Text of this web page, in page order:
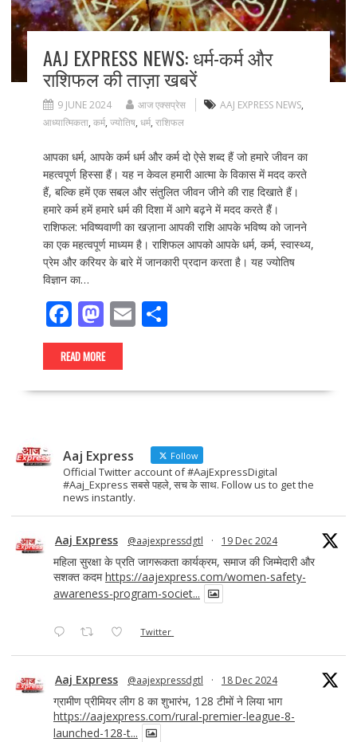
AAJ EXPRESS NEWS: धर्म-कर्म और
राशिफल की ताज़ा खबरें
9 JUNE 2024 आज एक्सप्रेस AAJ EXPRESS NEWS,
आध्यात्मिकता, कर्म, ज्योतिष, धर्म, राशिफल
आपका धर्म, आपके कर्म धर्म और कर्म दो ऐसे शब्द हैं जो हमारे जीवन का
महत्वपूर्ण हिस्सा हैं। यह न केवल हमारी आत्मा के विकास में मदद करते
हैं, बल्कि हमें एक सबल और संतुलित जीवन जीने की राह दिखाते हैं।
हमारे कर्म हमें हमारे धर्म की दिशा में आगे बढ़ने में मदद करते हैं।
राशिफल: भविष्यवाणी का खज़ाना आपकी राशि आपके भविष्य को जानने
का एक महत्वपूर्ण माध्यम है। राशिफल आपको आपके धर्म, कर्म, स्वास्थ्य,
प्रेम और करियर के बारे में जानकारी प्रदान करता है। यह ज्योतिष
विज्ञान का…
F
ac
e
b
k
M
as
to
d
E
l
S
e
READ MORE
Aaj Express Follow
Official Twitter account of #AajExpressDigital
#Aaj_Express सबसे पहले, सच के साथ. Follow us to get the
news instantly.
Aaj Express @aajexpressdgtl · 19 Dec 2024
महिला सुरक्षा के प्रति जागरूकता कार्यक्रम, समाज की जिम्मेदारी और
सशक्त कदमhttps://aajexpress.com/women-safety-
awareness-program-societ...
Twitter
Aaj Express @aajexpressdgtl · 18 Dec 2024
ग्रामीण प्रीमियर लीग 8 का शुभारंभ, 128 टीमों ने लिया भाग
https://aajexpress.com/rural-premier-league-8-
launched-128-t...